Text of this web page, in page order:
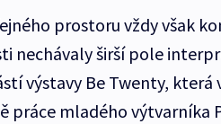
prostoru vždy však
nechávaly širší pole
výstavy Be Twenty,
práce mladého výtvarníka